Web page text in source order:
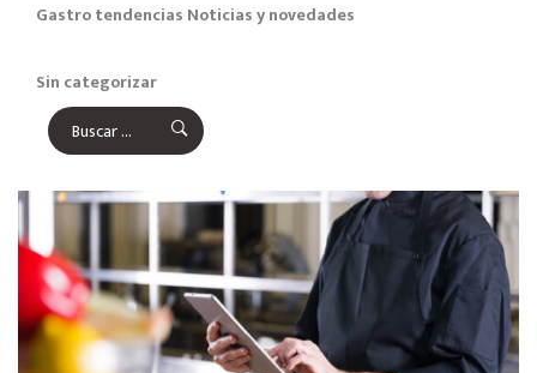
Gastro tendencias Noticias y novedades
Sin categorizar